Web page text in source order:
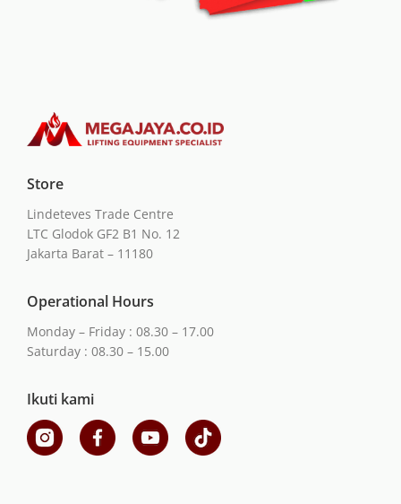
Store
Lindeteves Trade Centre
LTC Glodok GF2 B1 No. 12
Jakarta Barat – 11180
Operational Hours
Monday – Friday : 08.30 – 17.00
Saturday : 08.30 – 15.00
Ikuti kami